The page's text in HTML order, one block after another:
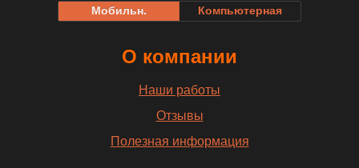
Мобильн. Компьютерная
О компании
Наши работы
Отзывы
Полезная информация